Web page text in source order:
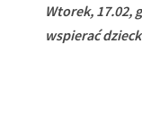
Wtorek, 17.02,
wspierać